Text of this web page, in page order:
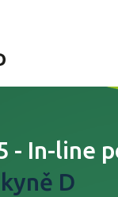
- In-line
D